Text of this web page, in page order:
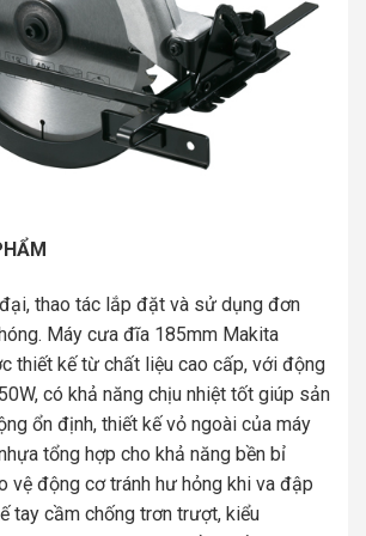
thao tác lắp đặt và sử dụng đơn
Máy cưa đĩa 185mm Makita
thiết kế từ chất liệu cao cấp, với động
có khả năng chịu nhiệt tốt giúp sản
ổn định, thiết kế vỏ ngoài của máy
tổng hợp cho khả năng bền bỉ
vệ động cơ tránh hư hỏng khi va đập
tay cầm chống trơn trượt, kiểu